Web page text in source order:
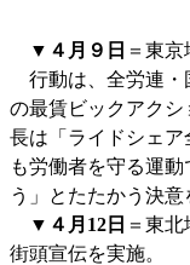
▼ ４月９日 ＝東
行動は、全労連・
の最賃ビックアク
長は「ライドシェ
も労働者を守る運
う」とたたかう決意
▼４月12日 ＝東
街頭宣伝を実施。